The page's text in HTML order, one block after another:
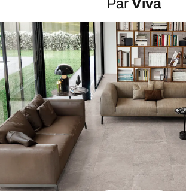
ParViva